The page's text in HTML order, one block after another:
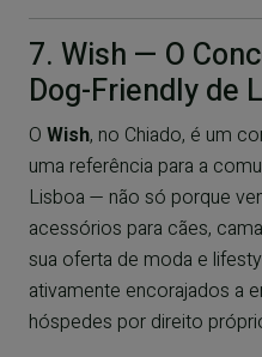
7. Wish — O
Dog-Friendly de
O Wish, no Chiado, é um
uma referência para a
Lisboa — não só porque
acessórios para cães,
sua oferta de moda e
ativamente encorajados a
hóspedes por direito